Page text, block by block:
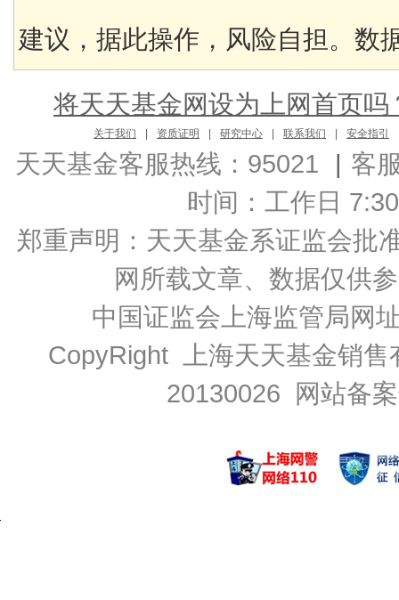
建议，据此操作，风险自担。数
将天天基金网设为上网首页吗
关于我们 资质证明 研究中心 联系我们 安全指引
天天基金客服热线：95021 | 客
时间：工作日
郑重声明： 天天基金系证监会批
网所载文章、数据仅供
中国证监会上海监管局网
CopyRight 上海天天基金销
20130026 网站备